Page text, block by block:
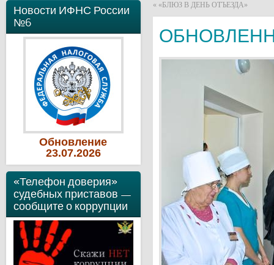
Новости ИФНС России
№6
Обновление
23.07.2026
«Телефон доверия»
судебных приставов —
сообщите о коррупции
« «БЛЮЗ В ДЕНЬ ОТЪЕЗДА»